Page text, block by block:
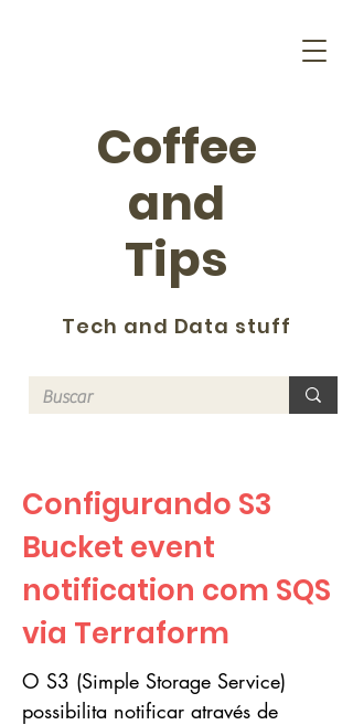
Coffee
and
Tips
Tech and Data stuff
Configurando S3
Bucket event
notification com SQS
via Terraform
O S3 (Simple Storage Service)
possibilita notificar através de